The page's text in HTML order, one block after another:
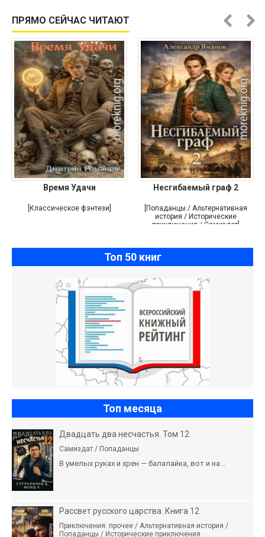
ПРЯМО СЕЙЧАС ЧИТАЮТ
Время Удачи
[Классическое фэнтези]
Несгибаемый граф 2
[Попаданцы / Альтернативная
история / Исторические
приключения / Самиздат]
Топ 50 книг
Топ месяца
Двадцать два несчастья. Том 12
Самиздат / Попаданцы
В умелых руках и хрен — балалайка, вот и на...
Рассвет русского царства. Книга 12
Приключения: прочее / Альтернативная история /
Попаданцы / Исторические приключения